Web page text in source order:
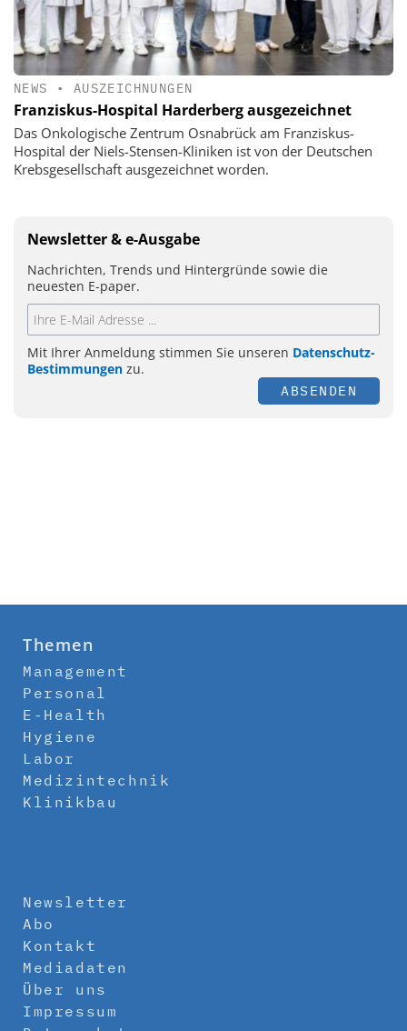
NEWS • AUSZEICHNUNGEN
Franziskus-Hospital Harderberg ausgezeichnet
Das Onkologische Zentrum Osnabrück am Franziskus-
Hospital der Niels-Stensen-Kliniken ist von der Deutschen
Krebsgesellschaft ausgezeichnet worden.
Newsletter & e-Ausgabe
Nachrichten, Trends und Hintergründe sowie die
neuesten E-paper.
Mit Ihrer Anmeldung stimmen Sie unseren Datenschutz-
Bestimmungen zu.
ABSENDEN
Themen
Management
Personal
E-Health
Hygiene
Labor
Medizintechnik
Klinikbau
Newsletter
Abo
Kontakt
Mediadaten
Über uns
Impressum